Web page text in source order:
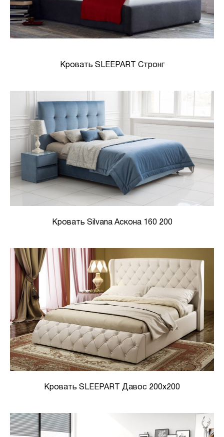
Кровать SLEEPART Стронг
Кровать Silvana Аскона 160 200
Кровать SLEEPART Давос 200x200